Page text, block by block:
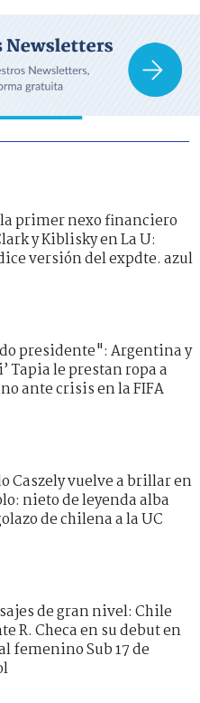
primer nexo financiero
y Kiblisky en La U:
versión del expdte. azul
presidente": Argentina y
Tapia le prestan ropa a
ante crisis en la FIFA
Caszely vuelve a brillar en
nieto de leyenda alba
de chilena a la UC
de gran nivel: Chile
R. Checa en su debut en
femenino Sub 17 de